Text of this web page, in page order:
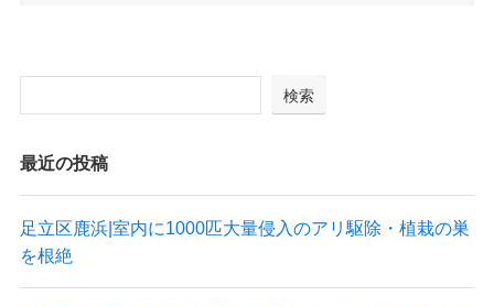
検索
最近の投稿
足立区鹿浜|室内に1000匹大量侵入のアリ駆除・植栽の巣
を根絶